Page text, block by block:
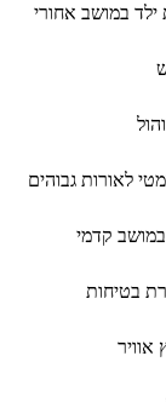
במושב אחורי
במושב קדמי